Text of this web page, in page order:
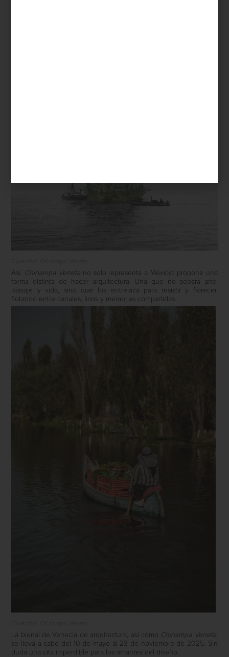
Así, Chinampa Veneta no solo representa a México: propone una
forma distinta de hacer arquitectura. Una que no separa arte,
paisaje y vida, sino que los entrelaza para resistir y florecer,
flotando entre canales, lirios y memorias compartidas.
La bienal de Venecia de arquitectura, así como Chinampa Veneta,
se lleva a cabo del 10 de mayo al 23 de noviembre de 2025. Sin
duda una cita imperdible para los amantes del diseño.